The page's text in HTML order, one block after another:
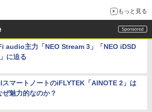
もっと見る
audio主力「NEO Stream 3」「NEO iDSD
に迫る
スマートノートのiFLYTEK「AINOTE 2」は
ぜ魅力的なのか？